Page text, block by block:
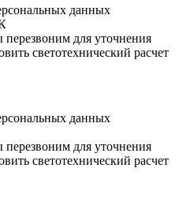
данных
для уточнения
светотехнический расчет
данных
для уточнения
светотехнический расчет